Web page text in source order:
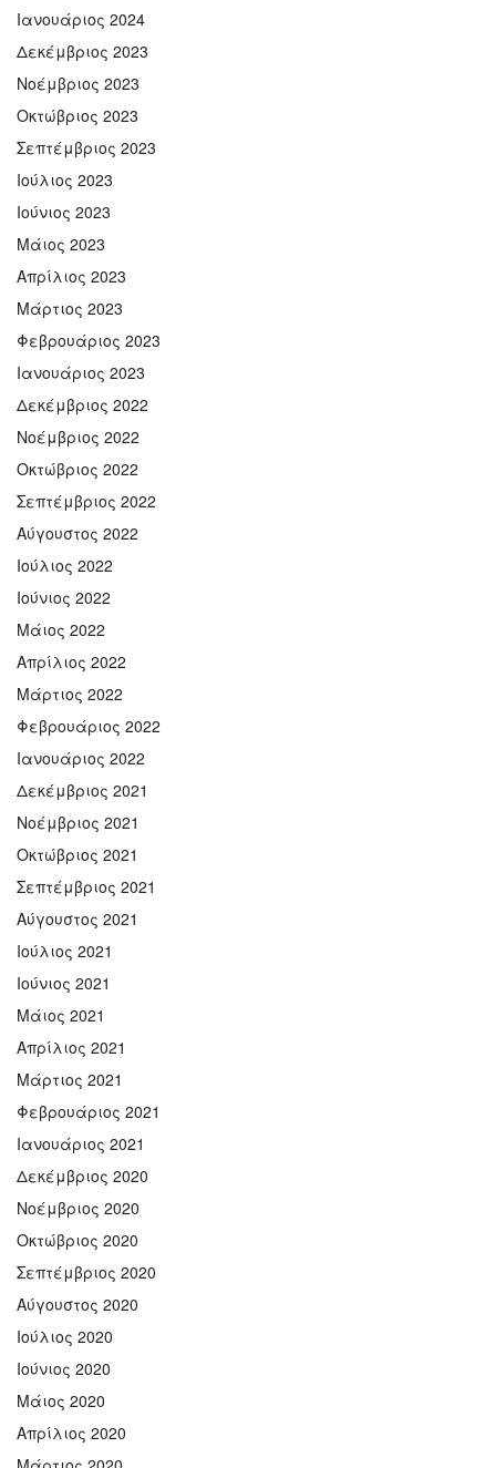
Ιανουάριος 2024
Δεκέμβριος 2023
Νοέμβριος 2023
Οκτώβριος 2023
Σεπτέμβριος 2023
Ιούλιος 2023
Ιούνιος 2023
Μάιος 2023
Απρίλιος 2023
Μάρτιος 2023
Φεβρουάριος 2023
Ιανουάριος 2023
Δεκέμβριος 2022
Νοέμβριος 2022
Οκτώβριος 2022
Σεπτέμβριος 2022
Αύγουστος 2022
Ιούλιος 2022
Ιούνιος 2022
Μάιος 2022
Απρίλιος 2022
Μάρτιος 2022
Φεβρουάριος 2022
Ιανουάριος 2022
Δεκέμβριος 2021
Νοέμβριος 2021
Οκτώβριος 2021
Σεπτέμβριος 2021
Αύγουστος 2021
Ιούλιος 2021
Ιούνιος 2021
Μάιος 2021
Απρίλιος 2021
Μάρτιος 2021
Φεβρουάριος 2021
Ιανουάριος 2021
Δεκέμβριος 2020
Νοέμβριος 2020
Οκτώβριος 2020
Σεπτέμβριος 2020
Αύγουστος 2020
Ιούλιος 2020
Ιούνιος 2020
Μάιος 2020
Απρίλιος 2020